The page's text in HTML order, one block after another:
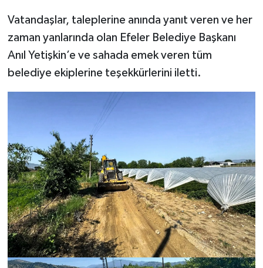
Vatandaşlar, taleplerine anında yanıt veren ve her
zaman yanlarında olan Efeler Belediye Başkanı
Anıl Yetişkin’e ve sahada emek veren tüm
belediye ekiplerine teşekkürlerini iletti.